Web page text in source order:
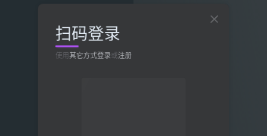
扫码登录
使用其它方式登录或注册